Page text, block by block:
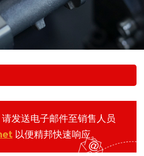
发送电子邮件至销售人员
以便精邦快速响应。